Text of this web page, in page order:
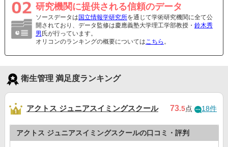
研究機関に提供される信頼のデータ
ソースデータは 国立情報学研究所を通じて学術研究機関に全て公
開されており、データ監修は慶應義塾大学理工学部教授・ 鈴木秀
男 氏が行っています。
オリコンのランキングの概要についてはこちら 。
衛生管理 満足度ランキング
アクトス ジュニアスイミングスクール 73.5点 18件
アクトス ジュニアスイミングスクールの口コミ・評判